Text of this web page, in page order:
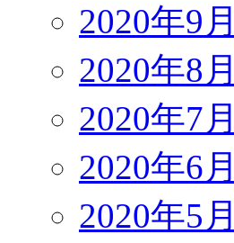
2020年9
2020年8
2020年7
2020年6
2020年5